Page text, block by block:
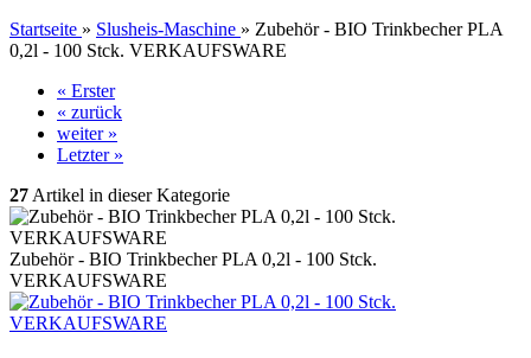
Startseite » Slusheis-Maschine » Zubehör - BIO Trinkbecher PLA
0,2l - 100 Stck. VERKAUFSWARE
« Erster
« zurück
weiter »
Letzter »
27 Artikel in dieser Kategorie
Zubehör - BIO Trinkbecher PLA 0,2l - 100 Stck.
VERKAUFSWARE